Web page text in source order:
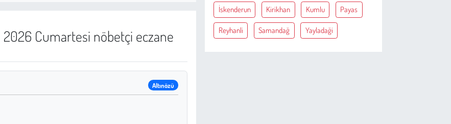
Cumartesi nöbetçi eczane
Altınözü
İskenderun Kirikhan Kumlu Payas
Reyhanli Samandağ Yayladaği